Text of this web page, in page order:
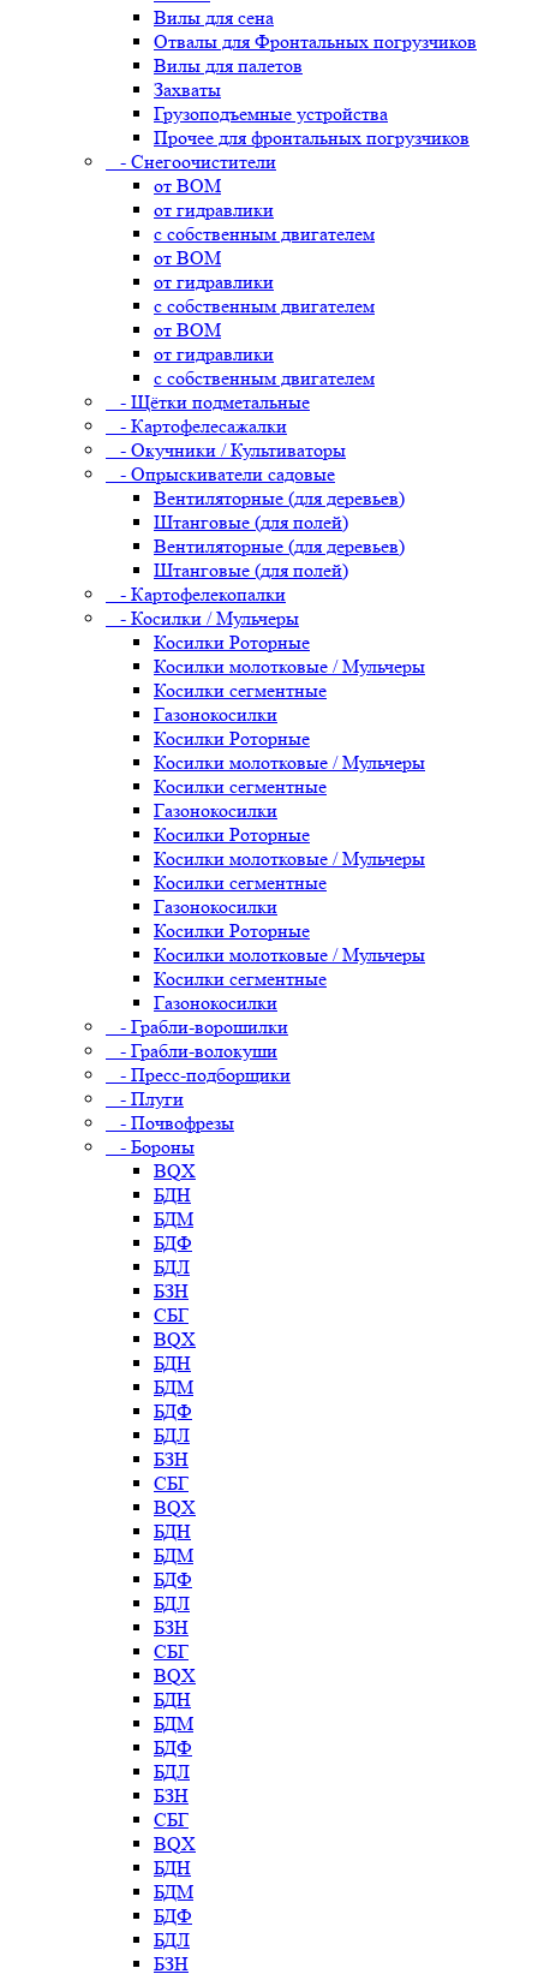
Вилы для сена
Отвалы для Фронтальных погрузчиков
Вилы для палетов
Захваты
Грузоподъемные устройства
Прочее для фронтальных погрузчиков
- Снегоочистители
от ВОМ
от гидравлики
с собственным двигателем
от ВОМ
от гидравлики
с собственным двигателем
от ВОМ
от гидравлики
с собственным двигателем
- Щётки подметальные
- Картофелесажалки
- Окучники / Культиваторы
- Опрыскиватели садовые
Вентиляторные (для деревьев)
Штанговые (для полей)
Вентиляторные (для деревьев)
Штанговые (для полей)
- Картофелекопалки
- Косилки / Мульчеры
Косилки Роторные
Косилки молотковые / Мульчеры
Косилки сегментные
Газонокосилки
Косилки Роторные
Косилки молотковые / Мульчеры
Косилки сегментные
Газонокосилки
Косилки Роторные
Косилки молотковые / Мульчеры
Косилки сегментные
Газонокосилки
Косилки Роторные
Косилки молотковые / Мульчеры
Косилки сегментные
Газонокосилки
- Грабли-ворошилки
- Грабли-волокуши
- Пресс-подборщики
- Плуги
- Почвофрезы
- Бороны
BQX
БДН
БДМ
БДФ
БДЛ
БЗН
СБГ
BQX
БДН
БДМ
БДФ
БДЛ
БЗН
СБГ
BQX
БДН
БДМ
БДФ
БДЛ
БЗН
СБГ
BQX
БДН
БДМ
БДФ
БДЛ
БЗН
СБГ
BQX
БДН
БДМ
БДФ
БДЛ
БЗН